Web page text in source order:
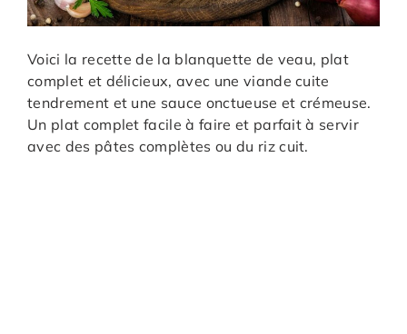
Voici la recette de la blanquette de veau, plat
complet et délicieux, avec une viande cuite
tendrement et une sauce onctueuse et crémeuse.
Un plat complet facile à faire et parfait à servir
avec des pâtes complètes ou du riz cuit.